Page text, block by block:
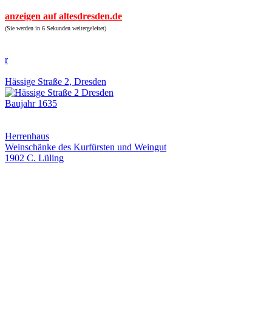
anzeigen auf altesdresden.de
(Sie werden in 6 Sekunden weitergeleitet)
r
Hässige Straße 2, Dresden
Baujahr 1635
Herrenhaus
Weinschänke des Kurfürsten und Weingut
1902 C. Lüling